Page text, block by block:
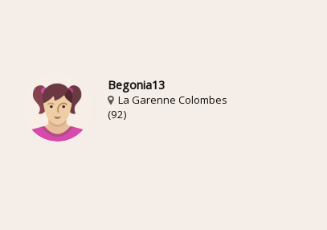
Begonia13
La Garenne Colombes
(92)